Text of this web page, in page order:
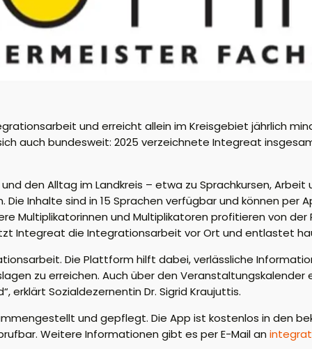
und erreicht allein im Kreisgebiet jährlich
auch bundesweit: 2025 verzeichnete Integreat
den Alltag im Landkreis – etwa zu Sprachkursen, Arbeit
Inhalte sind in 15 Sprachen verfügbar und können per
Multiplikatorinnen und Multiplikatoren profitieren von
Integreat die Integrationsarbeit vor Ort und entlastet
Die Plattform hilft dabei, verlässliche
zu erreichen. Auch über den
erklärt Sozialdezernentin Dr. Sigrid Kraujuttis.
und gepflegt. Die App ist kostenlos in den
Weitere Informationen gibt es per E-Mail an